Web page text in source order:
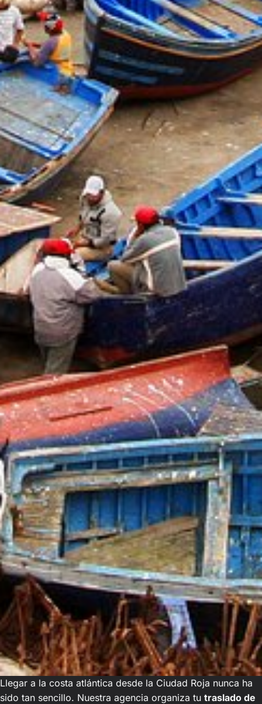
Llegar a la costa atlántica desde la Ciudad Roja nunca ha
sido tan sencillo. Nuestra agencia organiza tu traslado de